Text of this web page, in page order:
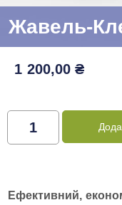
Жавель-
1 200,00₴
Ефективний,